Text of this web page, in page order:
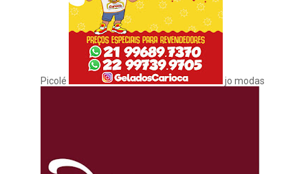
Picolé jo modas